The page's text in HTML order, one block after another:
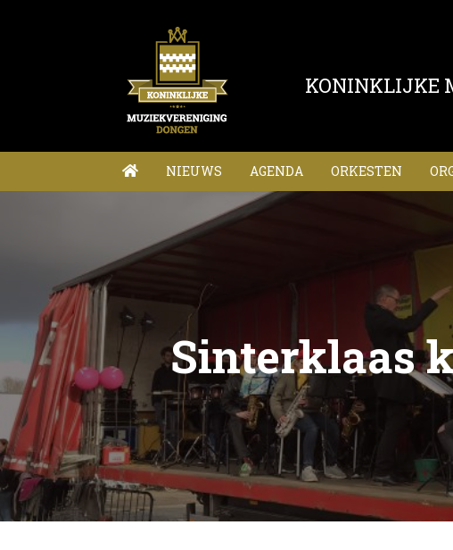
KONINKLIJKE
NIEUWS AGENDA ORKESTEN
Sinterklaas